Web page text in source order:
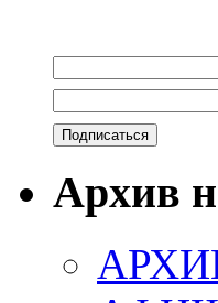
Архив